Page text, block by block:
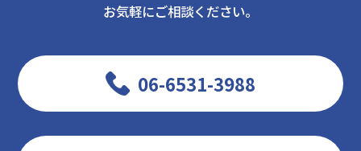
お気軽にご相談ください。
06-6531-3988